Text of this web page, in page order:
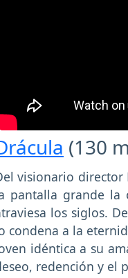
(130
visionario director
pantalla grande la
los siglos.
condena a la
idéntica a su
redención y el